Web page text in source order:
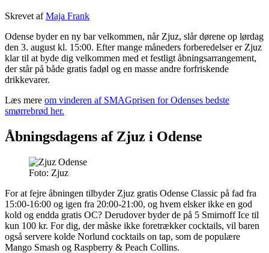
Skrevet afMaja Frank
Odense byder en ny bar velkommen, når Zjuz, slår dørene op lørdag
den 3. august kl. 15:00. Efter mange måneders forberedelser er Zjuz
klar til at byde dig velkommen med et festligt åbningsarrangement,
der står på både gratis fadøl og en masse andre forfriskende
drikkevarer.
Læs mere om vinderen af SMAGprisen for Odenses bedste
smørrebrød her.
Åbningsdagens af Zjuz i Odense
Foto: Zjuz
For at fejre åbningen tilbyder Zjuz gratis Odense Classic på fad fra
15:00-16:00 og igen fra 20:00-21:00, og hvem elsker ikke en god
kold og endda gratis OC? Derudover byder de på 5 Smirnoff Ice til
kun 100 kr. For dig, der måske ikke foretrækker cocktails, vil baren
også servere kolde Norlund cocktails on tap, som de populære
Mango Smash og Raspberry & Peach Collins.